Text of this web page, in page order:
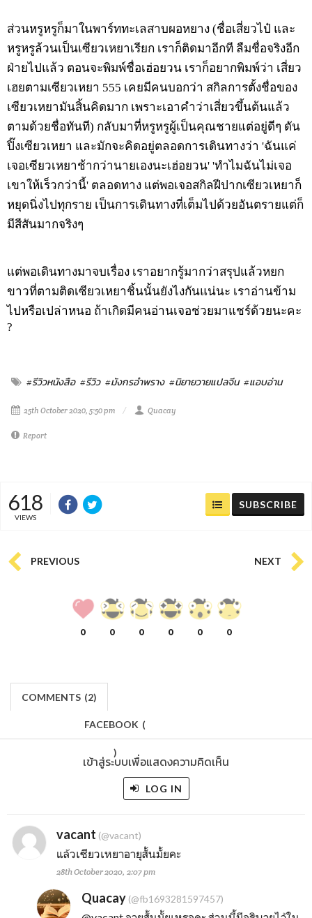
ส่วนหรูหรูก็มาในพาร์ททะเลสาบผอหยาง (ชื่อเสี่ยวไป๋ และ
หรูหรูล้วนเป็นเซียวเหยาเรียก เราก็ติดมาอีกที ลืมชื่อจริงอีก
ฝ่ายไปแล้ว ตอนจะพิมพ์ชื่อเฮ่อยวน เราก็อยากพิมพ์ว่า เสี่ยว
เฮยตามเซียวเหยา 555 เคยมีคนบอกว่า สกิลการตั้งชื่อของ
เซียวเหยามันสิ้นคิดมาก เพราะเอาคำว่าเสี่ยวขึ้นต้นแล้ว
ตามด้วยชื่อทันที) กลับมาที่หรูหรูผู้เป็นคุณชายแต่อยู่ดีๆ ดัน
ปิ๊งเซียวเหยา และมักจะคิดอยู่ตลอดการเดินทางว่า 'ฉันแค่
เจอเซียวเหยาช้ากว่านายเองนะเฮ่อยวน' 'ทำไมฉันไม่เจอ
เขาให้เร็วกว่านี้' ตลอดทาง แต่พอเจอสกิลฝีปากเซียวเหยาก็
หยุดนิ่งไปทุกราย เป็นการเดินทางที่เต็มไปด้วยอันตรายแต่ก็
มีสีสันมากจริงๆ
แต่พอเดินทางมาจบเรื่อง เราอยากรู้มากว่าสรุปแล้วหยก
ขาวที่ตามติดเซียวเหยาชิ้นนั้นยังไงกันแน่นะ เราอ่านข้าม
ไปหรือเปล่าหนอ ถ้าเกิดมีคนอ่านเจอช่วยมาแชร์ด้วยนะคะ
?
#รีวิวหนังสือ #รีวิว #มังกรอำพราง #นิยายวายแปลจีน #แอบอ่าน
25th October 2020, 5:50 pm Quacay
Report
618
VIEWS
SUBSCRIBE
PREVIOUS NEXT
0 0 0 0 0 0
COMMENTS (2)
FACEBOOK (
)
เข้าสู่ระบบเพื่อแสดงความคิดเห็น
LOG IN
vacant (@vacant)
แล้วเซียวเหยาอายุสั้นมั้ยคะ
28th October 2020, 2:07 pm
Quacay(@fb1693281597457)